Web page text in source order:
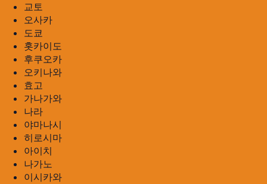
교토
오사카
도쿄
홋카이도
후쿠오카
오키나와
효고
가나가와
나라
야마나시
히로시마
아이치
나가노
이시카와